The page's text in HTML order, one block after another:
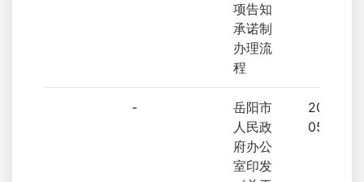
项告知
承诺制
办理流
程
-
岳阳市
人民政
府办公
室印发
2023-
05-08